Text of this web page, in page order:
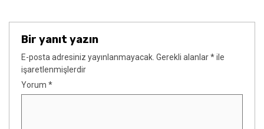
Bir yanıt yazın
E-posta adresiniz yayınlanmayacak. Gerekli alanlar*ile
işaretlenmişlerdir
Yorum *